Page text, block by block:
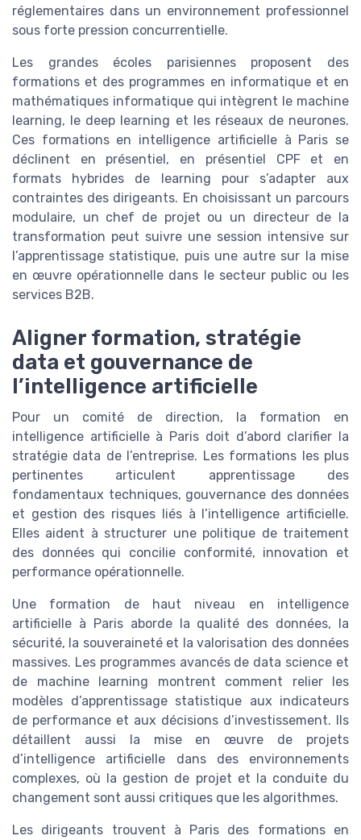
réglementaires dans un environnement professionnel
sous forte pression concurrentielle.
Les grandes écoles parisiennes proposent des
formations et des programmes en informatique et en
mathématiques informatique qui intègrent le machine
learning, le deep learning et les réseaux de neurones.
Ces formations en intelligence artificielle à Paris se
déclinent en présentiel, en présentiel CPF et en
formats hybrides de learning pour s’adapter aux
contraintes des dirigeants. En choisissant un parcours
modulaire, un chef de projet ou un directeur de la
transformation peut suivre une session intensive sur
l’apprentissage statistique, puis une autre sur la mise
en œuvre opérationnelle dans le secteur public ou les
services B2B.
Aligner formation, stratégie
data et gouvernance de
l’intelligence artificielle
Pour un comité de direction, la formation en
intelligence artificielle à Paris doit d’abord clarifier la
stratégie data de l’entreprise. Les formations les plus
pertinentes articulent apprentissage des
fondamentaux techniques, gouvernance des données
et gestion des risques liés à l’intelligence artificielle.
Elles aident à structurer une politique de traitement
des données qui concilie conformité, innovation et
performance opérationnelle.
Une formation de haut niveau en intelligence
artificielle à Paris aborde la qualité des données, la
sécurité, la souveraineté et la valorisation des données
massives. Les programmes avancés de data science et
de machine learning montrent comment relier les
modèles d’apprentissage statistique aux indicateurs
de performance et aux décisions d’investissement. Ils
détaillent aussi la mise en œuvre de projets
d’intelligence artificielle dans des environnements
complexes, où la gestion de projet et la conduite du
changement sont aussi critiques que les algorithmes.
Les dirigeants trouvent à Paris des formations en